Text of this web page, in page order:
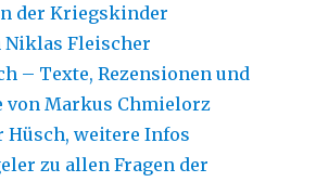
der Kriegskinder
Niklas Fleischer
– Texte, Rezensionen und
von Markus Chmielorz
Hüsch, weitere Infos
zu allen Fragen der